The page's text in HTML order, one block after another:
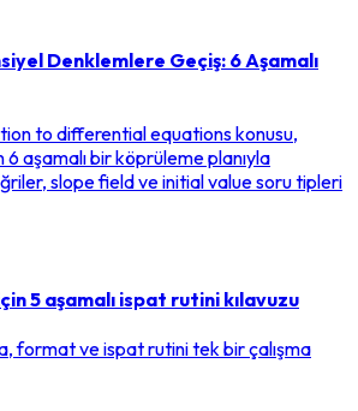
Denklemlere Geçiş: 6 Aşamalı
to differential equations konusu,
aşamalı bir köprüleme planıyla
slope field ve initial value soru tipleri
5 aşamalı ispat rutini kılavuzu
format ve ispat rutini tek bir çalışma